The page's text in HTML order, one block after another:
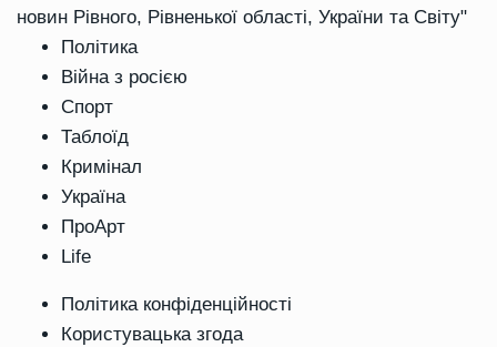
новин Рівного, Рівненької області, України та Світу"
Політика
Війна з росією
Спорт
Таблоїд
Кримінал
Україна
ПроАрт
Life
Політика конфіденційності
Користувацька згода